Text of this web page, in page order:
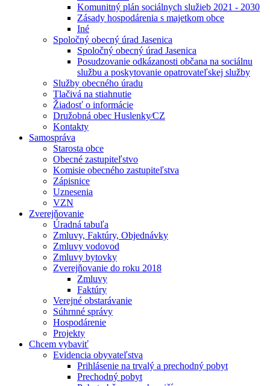
Komunitný plán sociálnych služieb 2021 - 2030
Zásady hospodárenia s majetkom obce
Iné
Spoločný obecný úrad Jasenica
Spoločný obecný úrad Jasenica
Posudzovanie odkázanosti občana na sociálnu
službu a poskytovanie opatrovateľskej služby
Služby obecného úradu
Tlačivá na stiahnutie
Žiadosť o informácie
Družobná obec Huslenky⁄CZ
Kontakty
Samospráva
Starosta obce
Obecné zastupiteľstvo
Komisie obecného zastupiteľstva
Zápisnice
Uznesenia
VZN
Zverejňovanie
Úradná tabuľa
Zmluvy, Faktúry, Objednávky
Zmluvy vodovod
Zmluvy bytovky
Zverejňovanie do roku 2018
Zmluvy
Faktúry
Verejné obstarávanie
Súhrnné správy
Hospodárenie
Projekty
Chcem vybaviť
Evidencia obyvateľstva
Prihlásenie na trvalý a prechodný pobyt
Prechodný pobyt